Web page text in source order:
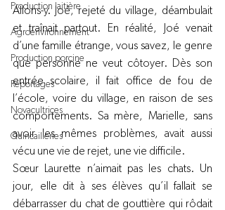
Production laitière
Agroenvironnement
Production porcine
Reportages
Novacultrices
Quincailleries
Allons-y. Joé, rejeté du village, déambulait
et traînait partout. En réalité, Joé venait
d’une famille étrange, vous savez, le genre
que personne ne veut côtoyer. Dès son
entrée scolaire, il fait office de fou de
l’école, voire du village, en raison de ses
comportements. Sa mère, Marielle, sans
avoir les mêmes problèmes, avait aussi
vécu une vie de rejet, une vie difficile.
Sœur Laurette n’aimait pas les chats. Un
jour, elle dit à ses élèves qu’il fallait se
débarrasser du chat de gouttière qui rôdait